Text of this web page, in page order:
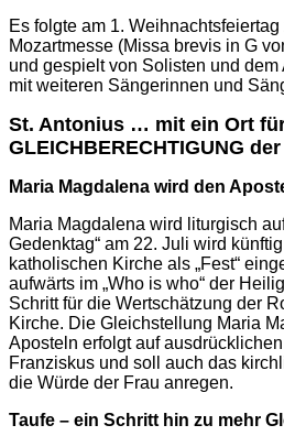
Es folgte am 1.
Mozartmesse (Missa brevis in G
und gespielt von Solisten und dem
mit weiteren Sängerinnen und
St. Antonius … mit ein Ort
GLEICHBERECHTIGUNG
Maria Magdalena wird den
Maria Magdalena wird liturgisch
Gedenktag“ am 22. Juli wird
katholischen Kirche als „Fest“
aufwärts im „Who is who“ der
Schritt für die Wertschätzung der
Kirche. Die Gleichstellung Maria
Aposteln erfolgt auf
Franziskus und soll auch das
die Würde der Frau anregen.
Taufe – ein Schritt hin zu mehr